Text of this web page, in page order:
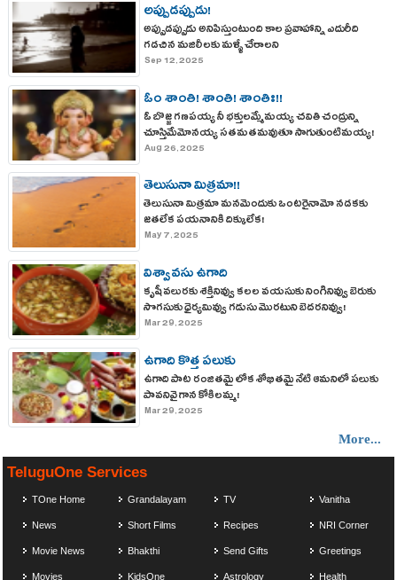
అప్పుడప్పుడు!
అప్పుడప్పుడు అనిపిస్తుంటుంది కాల ప్రవాహాన్ని ఎదురీది
గడచిన మజిలీలకు మళ్ళీ చేరాలని
Sep 12, 2025
ఓం శాంతి! శాంతి! శాంతిః!!
ఓ బొజ్జ గణపయ్య నీ భక్తులమ్మేమయ్య చవితి చంద్రున్ని
చూస్తిమేమోనయ్య సతమతమవుతూ సాగుతుంటిమయ్య!
Aug 26, 2025
తెలుసునా మిత్రమా!!
తెలుసునా మిత్రమా మనమెందుకు ఒంటరైనామో నడకకు
జతలేక పయనానికి దిక్కులేక!
May 7, 2025
విశ్వావసు ఉగాది
కృషీవలురకు శక్తినివ్వు కలల వయసుకు నింగినివ్వు బెరుకు
సొగసుకు ధైర్యమివ్వు గడుసు మొరటుని బెదరనివ్వు!
Mar 29, 2025
ఉగాది కొత్త పలుకు
ఉగాది పాట రంజితమై లోక శోభితమై నేటి ఆమనిలో పలుకు
పావనివై గాన కోకిలమ్మ!
Mar 29, 2025
More...
TeluguOne Services
TOne Home
News
Movie News
Movies
Grandalayam
Short Films
Bhakthi
KidsOne
TV
Recipes
Send Gifts
Astrology
Vanitha
NRI Corner
Greetings
Health